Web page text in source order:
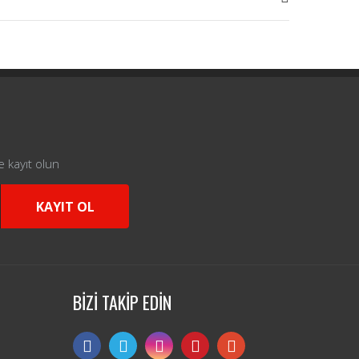
kayıt olun
KAYIT OL
BİZİ TAKİP EDİN